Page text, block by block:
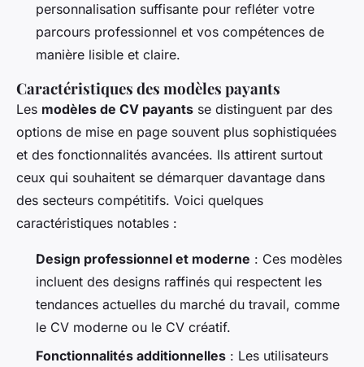
personnalisation suffisante pour refléter votre
parcours professionnel et vos compétences de
manière lisible et claire.
Caractéristiques des modèles payants
Les modèles de CV payants se distinguent par des
options de mise en page souvent plus sophistiquées
et des fonctionnalités avancées. Ils attirent surtout
ceux qui souhaitent se démarquer davantage dans
des secteurs compétitifs. Voici quelques
caractéristiques notables :
Design professionnel et moderne : Ces modèles
incluent des designs raffinés qui respectent les
tendances actuelles du marché du travail, comme
le CV moderne ou le CV créatif.
Fonctionnalités additionnelles : Les utilisateurs